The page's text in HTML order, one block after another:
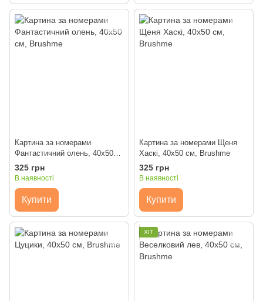
Картина за номерами
Фантастичний олень, 40x50
см, Brushme
325 грн
В наявності
Купити
Картина за номерами Щеня
Хаскі, 40x50 см, Brushme
325 грн
В наявності
Купити
ХІТ